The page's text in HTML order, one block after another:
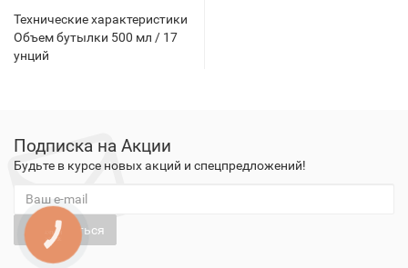
Технические характеристики
Объем бутылки 500 мл / 17
унций
Подписка на Акции
Будьте в курсе новых акций и спецпредложений!
Подписаться
КНОПКА
ЗВ'ЯЗКУ